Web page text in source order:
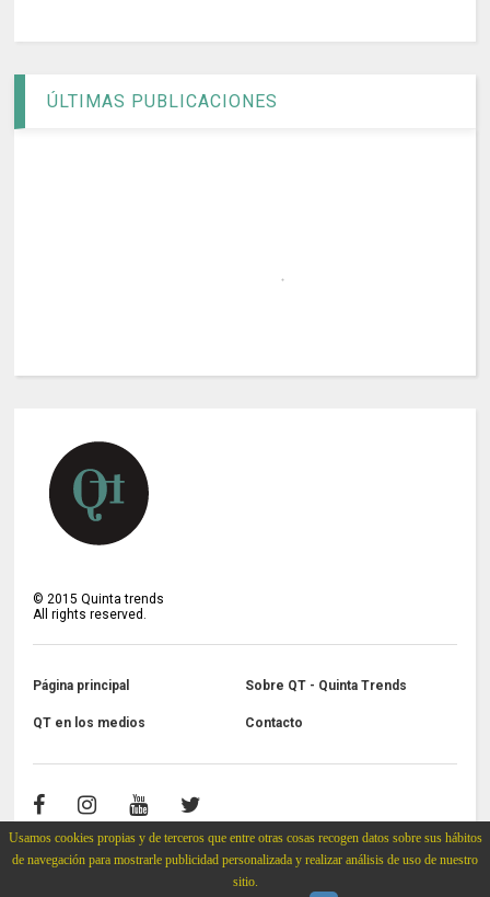
Usamos cookies propias y de terceros que entre otras cosas recogen datos sobre sus hábitos
de navegación para mostrarle publicidad personalizada y realizar análisis de uso de nuestro
sitio.
ÚLTIMAS PUBLICACIONES
©2015 Quinta trends
All rights reserved.
Página principal Sobre QT - Quinta Trends
QT en los medios Contacto